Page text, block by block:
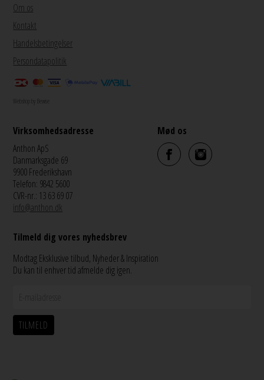
Om os
Kontakt
Handelsbetingelser
Persondatapolitik
Webshop by Bewise
Virksomhedsadresse
Anthon ApS
Danmarksgade 69
9900 Frederikshavn
Telefon: 9842 5600
CVR-nr.: 13 63 69 07
info@anthon.dk
Mød os
Tilmeld dig vores nyhedsbrev
Modtag Eksklusive tilbud, Nyheder & Inspiration
Du kan til enhver tid afmelde dig igen.